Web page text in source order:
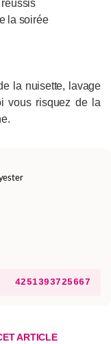
la soirée
la nuisette, lavage
vous risquez de la
4251393725667
ARTICLE